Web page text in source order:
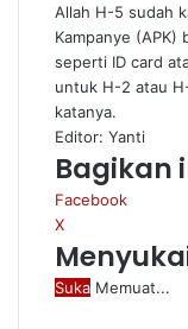
Allah H-5 sudah
Kampanye (APK)
seperti ID card
untuk H-2 atau
katanya.
Editor: Yanti
Bagikan
Facebook
X
Suka Memuat...